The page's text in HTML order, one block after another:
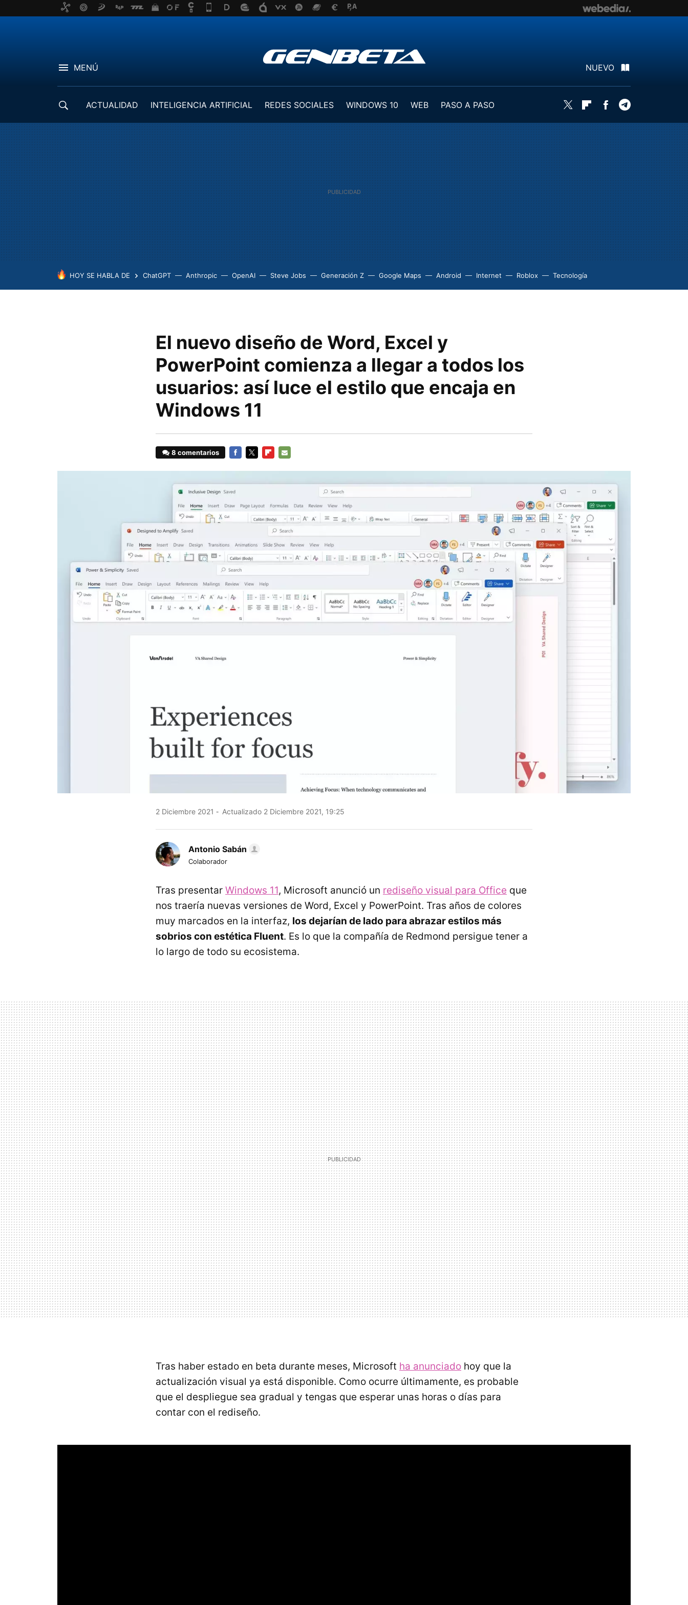
MENÚ NUEVO
ACTUALIDAD INTELIGENCIA ARTIFICIAL REDES SOCIALES WINDOWS 10 WEB
PASO A PASO
Twitter FlipboardFacebook
HOY SE HABLA DE ChatGPT Anthropic OpenAI Steve Jobs Generación Z Google Maps Android Internet Roblox Tecnología
El nuevo diseño de Word, Excel y
PowerPoint comienza a llegar a todos los
usuarios: así luce el estilo que encaja en
Windows 11
8 comentarios
2 Diciembre 2021 Actualizado 2 Diciembre 2021, 19:25
Antonio Sabán
Colaborador
Tras presentar Windows 11, Microsoft anunció un rediseño visual para Office que
nos traería nuevas versiones de Word, Excel y PowerPoint. Tras años de colores
muy marcados en la interfaz, los dejarían de lado para abrazar estilos más
sobrios con estética Fluent. Es lo que la compañía de Redmond persigue tener a
lo largo de todo su ecosistema.
Tras haber estado en beta durante meses, Microsoft ha anunciado hoy que la
actualización visual ya está disponible. Como ocurre últimamente, es probable
que el despliegue sea gradual y tengas que esperar unas horas o días para
contar con el rediseño.